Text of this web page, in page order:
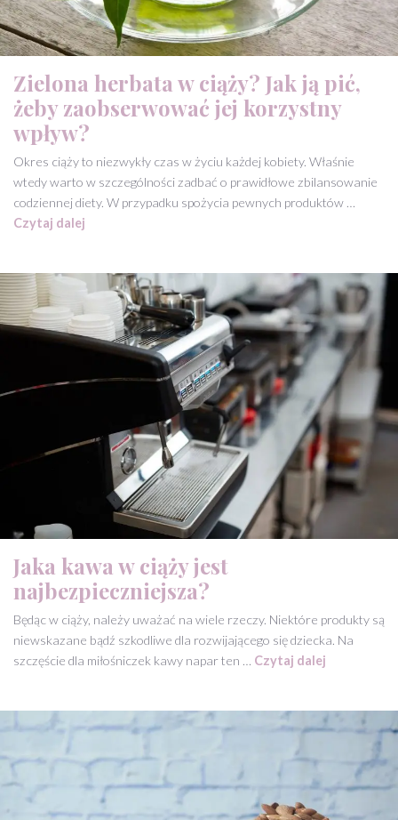
Zielona herbata w ciąży? Jak ją pić,
żeby zaobserwować jej korzystny
wpływ?
Okres ciąży to niezwykły czas w życiu każdej kobiety. Właśnie
wtedy warto w szczególności zadbać o prawidłowe zbilansowanie
codziennej diety. W przypadku spożycia pewnych produktów …
Czytaj dalej
Jaka kawa w ciąży jest
najbezpieczniejsza?
Będąc w ciąży, należy uważać na wiele rzeczy. Niektóre produkty są
niewskazane bądź szkodliwe dla rozwijającego się dziecka. Na
szczęście dla miłośniczek kawy napar ten … Czytaj dalej